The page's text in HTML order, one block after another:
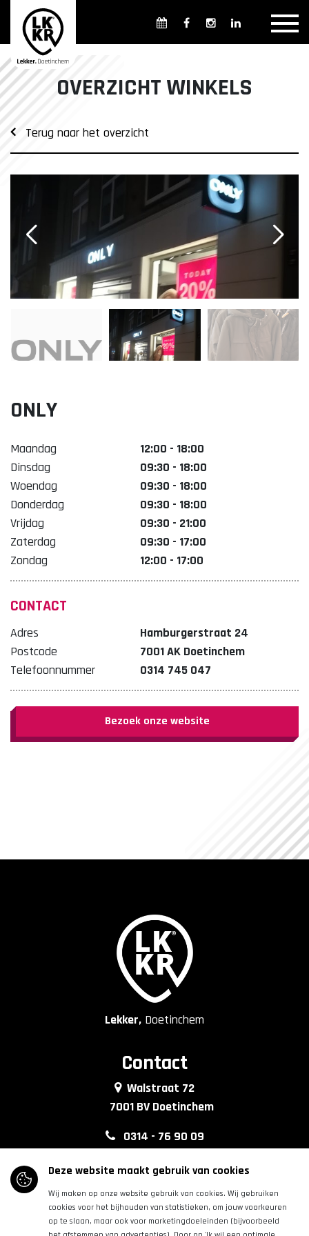
Overzicht winkels
Openingsdagen en -tijden
Weekmarkten
Overzicht Cultuur & Musea
Parkeren in Doetinchem
Openbaar vervoer
Gratis Shuttle
FAQ
Organisatie Binnenstadbedrijf Doetinchem
OVERZICHT WINKELS
Terug naar het overzicht
ONLY
Maandag
12:00 - 18:00
Dinsdag
09:30 - 18:00
Woendag
09:30 - 18:00
Donderdag
09:30 - 18:00
Vrijdag
09:30 - 21:00
Zaterdag
09:30 - 17:00
Zondag
12:00 - 17:00
CONTACT
Adres
Hamburgerstraat 24
Postcode
7001 AK Doetinchem
Telefoonnummer
0314 745 047
Bezoek onze website
Lekker, Doetinchem
Contact
Walstraat 72
7001 BV Doetinchem
0314 - 76 90 09
info@lkkrdoetinchem.nl
Volg ons
Deze website maakt gebruik van cookies
Wij maken op onze website gebruik van cookies. Wij gebruiken
cookies voor het bijhouden van statistieken, om jouw voorkeuren
op te slaan, maar ook voor marketingdoeleinden (bijvoorbeeld